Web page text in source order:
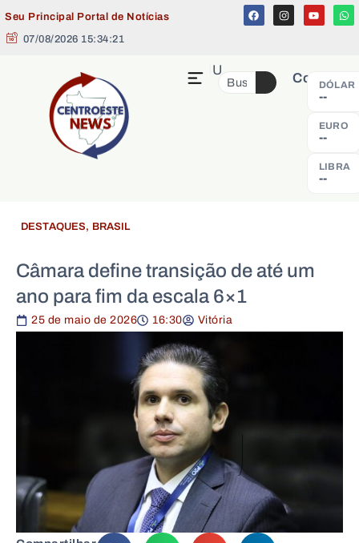
Seu Principal Portal de Notícias
07/08/2026 15:34:22
Cotação
DÓLAR
--
EURO
--
LIBRA
--
MENU
DESTAQUES, BRASIL
Câmara define transição de até um
ano para fim da escala 6×1
25 de maio de 2026 16:30 Vitória